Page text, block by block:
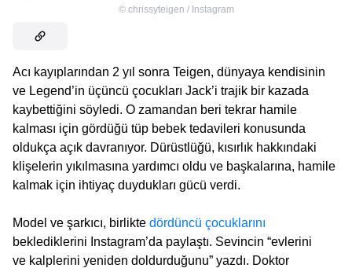
© chrissyteigen / Instagram
Acı kayıplarından 2 yıl sonra Teigen, dünyaya kendisinin
ve Legend’in üçüncü çocukları Jack’i trajik bir kazada
kaybettiğini söyledi. O zamandan beri tekrar hamile
kalması için gördüğü tüp bebek tedavileri konusunda
oldukça açık davranıyor. Dürüstlüğü, kısırlık hakkındaki
klişelerin yıkılmasına yardımcı oldu ve başkalarına, hamile
kalmak için ihtiyaç duydukları gücü verdi.
Model ve şarkıcı, birlikte dördüncü çocuklarını
beklediklerini Instagram’da paylaştı. Sevincin “evlerini
ve kalplerini yeniden doldurduğunu” yazdı. Doktor